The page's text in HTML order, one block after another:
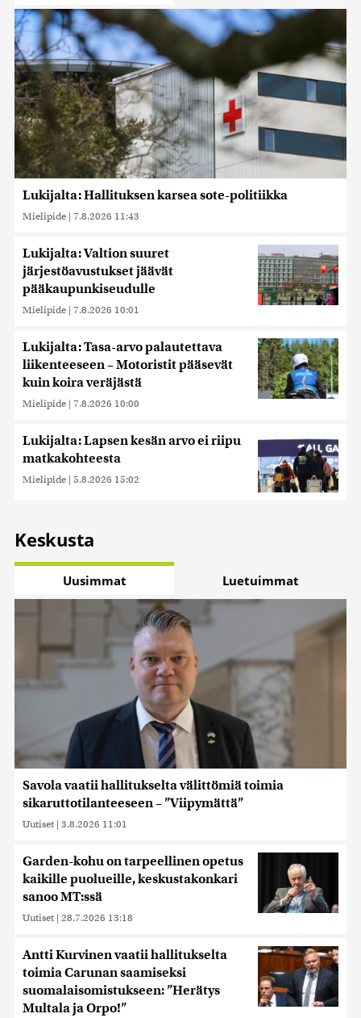
Lukijalta: Hallituksen karsea sote-politiikka
Mielipide | 7.8.2026 11:43
Lukijalta: Valtion suuret
järjestöavustukset jäävät
pääkaupunkiseudulle
Mielipide | 7.8.2026 10:01
Lukijalta: Tasa-arvo palautettava
liikenteeseen – Motoristit pääsevät
kuin koira veräjästä
Mielipide | 7.8.2026 10:00
Lukijalta: Lapsen kesän arvo ei riipu
matkakohteesta
Mielipide | 5.8.2026 15:02
Keskusta
Uusimmat Luetuimmat
Savola vaatii hallitukselta välittömiä toimia
sikaruttotilanteeseen – ”Viipymättä”
Uutiset | 3.8.2026 11:01
Garden-kohu on tarpeellinen opetus
kaikille puolueille, keskustakonkari
sanoo MT:ssä
Uutiset | 28.7.2026 13:18
Antti Kurvinen vaatii hallitukselta
toimia Carunan saamiseksi
suomalaisomistukseen: ”Herätys
Multala ja Orpo!”